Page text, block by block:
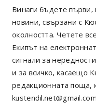
Винаги бъдете първи,
новини, свързани с
околността. Четете
Екипът на
сигнали за
и за всичко, касаещо
редакционната поща,
kustendil.net@gmail.com